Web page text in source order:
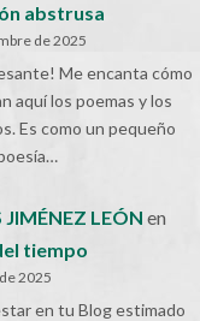
abstrusa
de 2025
Me encanta cómo
aquí los poemas y los
Es como un pequeño
JIMÉNEZ LEÓN en
tiempo
2025
en tu Blog estimado